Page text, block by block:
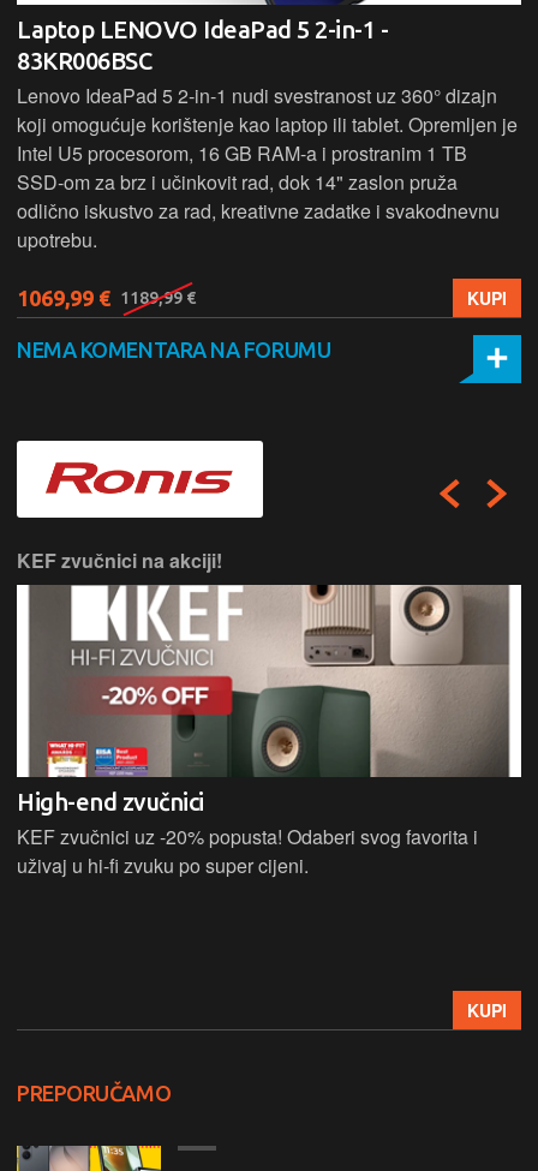
Laptop LENOVO IdeaPad 5 2-in-1 -
83KR006BSC
Lenovo IdeaPad 5 2‑in‑1 nudi svestranost uz 360° dizajn
koji omogućuje korištenje kao laptop ili tablet. Opremljen je
Intel U5 procesorom, 16 GB RAM-a i prostranim 1 TB
SSD‑om za brz i učinkovit rad, dok 14" zaslon pruža
odlično iskustvo za rad, kreativne zadatke i svakodnevnu
upotrebu.
1069,99 € 1189,99 € KUPI
NEMA KOMENTARA NA FORUMU
KEF zvučnici na akciji!
High-end zvučnici
KEF zvučnici uz -20% popusta! Odaberi svog favorita i
uživaj u hi-fi zvuku po super cijeni.
KUPI
PREPORUČAMO